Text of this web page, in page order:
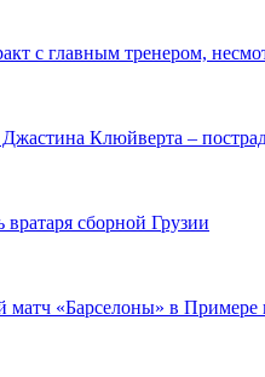
с главным тренером,
Клюйверта –
вратаря сборной Грузии
«Барселоны» в Примере